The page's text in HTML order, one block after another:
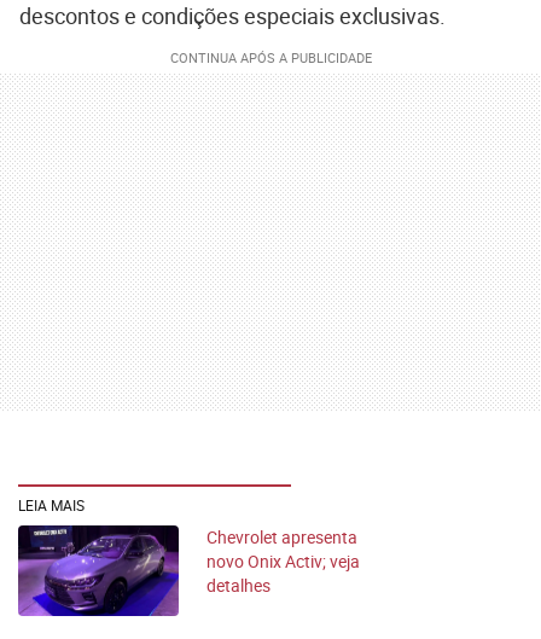
descontos e condições especiais exclusivas.
LEIA MAIS
Chevrolet apresenta
novo Onix Activ; veja
detalhes